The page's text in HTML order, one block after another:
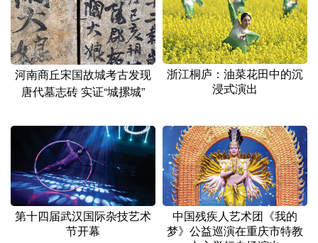
河南商丘宋国故城考古发现
唐代墓志砖 实证“城摞城”
浙江桐庐：油菜花田中的沉
浸式演出
第十四届武汉国际杂技艺术
节开幕
中国残疾人艺术团《我的
梦》公益巡演在重庆市特教